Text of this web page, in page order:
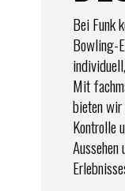
Bei Funk
Bowling-
Mit
bieten wir
Kontrolle